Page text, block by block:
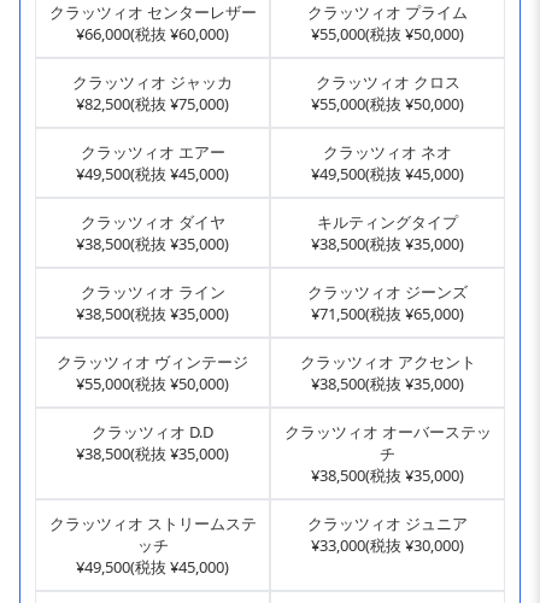
クラッツィオ センターレザー
¥66,000(税抜 ¥60,000)
クラッツィオ プライム
¥55,000(税抜 ¥50,000)
クラッツィオ ジャッカ
¥82,500(税抜 ¥75,000)
クラッツィオ クロス
¥55,000(税抜 ¥50,000)
クラッツィオ エアー
¥49,500(税抜 ¥45,000)
クラッツィオ ネオ
¥49,500(税抜 ¥45,000)
クラッツィオ ダイヤ
¥38,500(税抜 ¥35,000)
キルティングタイプ
¥38,500(税抜 ¥35,000)
クラッツィオ ライン
¥38,500(税抜 ¥35,000)
クラッツィオ ジーンズ
¥71,500(税抜 ¥65,000)
クラッツィオ ヴィンテージ
¥55,000(税抜 ¥50,000)
クラッツィオ アクセント
¥38,500(税抜 ¥35,000)
クラッツィオ D.D
¥38,500(税抜 ¥35,000)
クラッツィオ オーバーステッ
チ
¥38,500(税抜 ¥35,000)
クラッツィオ ストリームステ
ッチ
¥49,500(税抜 ¥45,000)
クラッツィオ ジュニア
¥33,000(税抜 ¥30,000)